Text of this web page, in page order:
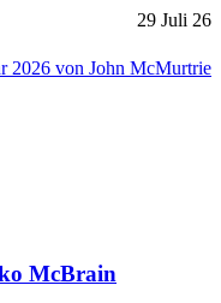
29 Juli 26
McBrain